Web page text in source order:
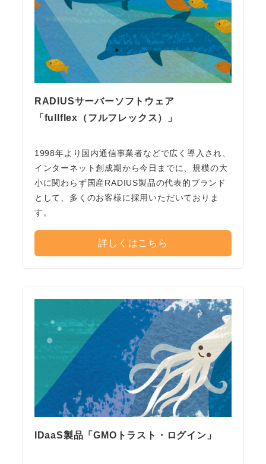
RADIUSサーバーソフトウェア
「fullflex（フルフレックス）」
1998年より国内通信事業者などで広く導入され、
インターネット創成期から今日までに、規模の大
小に関わらず国産RADIUS製品の代表的ブランド
として、多くのお客様に採用いただいておりま
す。
詳しくはこちら
IDaaS製品「GMOトラスト・ログイン」